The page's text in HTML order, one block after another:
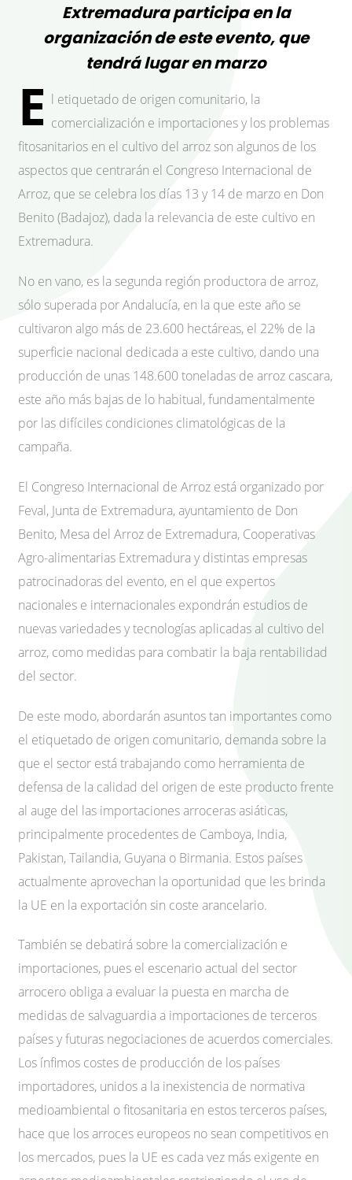
Extremadura participa en la
organización de este evento, que
tendrá lugar en marzo
E l etiquetado de origen comunitario, la
comercialización e importaciones y los problemas
fitosanitarios en el cultivo del arroz son algunos de los
aspectos que centrarán el Congreso Internacional de
Arroz, que se celebra los días 13 y 14 de marzo en Don
Benito (Badajoz), dada la relevancia de este cultivo en
Extremadura.
No en vano, es la segunda región productora de arroz,
sólo superada por Andalucía, en la que este año se
cultivaron algo más de 23.600 hectáreas, el 22% de la
superficie nacional dedicada a este cultivo, dando una
producción de unas 148.600 toneladas de arroz cascara,
este año más bajas de lo habitual, fundamentalmente
por las difíciles condiciones climatológicas de la
campaña.
El Congreso Internacional de Arroz está organizado por
Feval, Junta de Extremadura, ayuntamiento de Don
Benito, Mesa del Arroz de Extremadura, Cooperativas
Agro-alimentarias Extremadura y distintas empresas
patrocinadoras del evento, en el que expertos
nacionales e internacionales expondrán estudios de
nuevas variedades y tecnologías aplicadas al cultivo del
arroz, como medidas para combatir la baja rentabilidad
del sector.
De este modo, abordarán asuntos tan importantes como
el etiquetado de origen comunitario, demanda sobre la
que el sector está trabajando como herramienta de
defensa de la calidad del origen de este producto frente
al auge del las importaciones arroceras asiáticas,
principalmente procedentes de Camboya, India,
Pakistan, Tailandia, Guyana o Birmania. Estos países
actualmente aprovechan la oportunidad que les brinda
la UE en la exportación sin coste arancelario.
También se debatirá sobre la comercialización e
importaciones, pues el escenario actual del sector
arrocero obliga a evaluar la puesta en marcha de
medidas de salvaguardia a importaciones de terceros
países y futuras negociaciones de acuerdos comerciales.
Los ínfimos costes de producción de los países
importadores, unidos a la inexistencia de normativa
medioambiental o fitosanitaria en estos terceros países,
hace que los arroces europeos no sean competitivos en
los mercados, pues la UE es cada vez más exigente en